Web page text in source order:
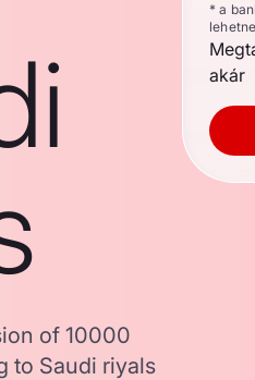
of 10000
to Saudi riyals
* a
akár